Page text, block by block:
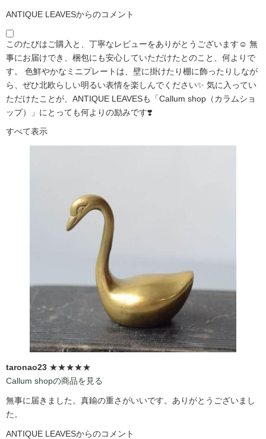
ANTIQUE LEAVESからのコメント
このたびはご購入と、丁寧なレビューをありがとうございます☺️ 無
事にお届けでき、梱包にも安心していただけたとのこと、何よりで
す。 色鮮やかなミニプレートは、壁に掛けたり棚に飾ったりしなが
ら、ぜひ北欧らしい明るい表情を楽しんでください✨ 気に入ってい
ただけたことが、ANTIQUE LEAVESも「Callum shop（カラムショ
ップ）」にとっても何よりの励みです❣️
すべて表示
taronao23 ★★★★★
Callum shopの商品を見る
無事に届きました。真鍮の重さがいいです。ありがとうございまし
た。
ANTIQUE LEAVESからのコメント